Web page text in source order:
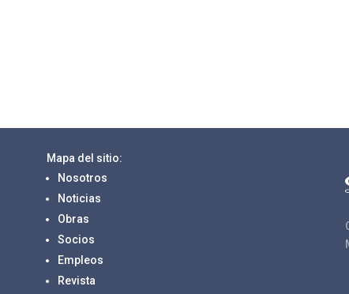
Mapa del sitio:
Nosotros
Noticias
Obras
Socios
Empleos
Revista